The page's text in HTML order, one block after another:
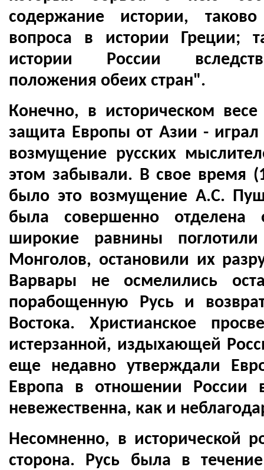
содержание истории, таково
вопроса в истории Греции;
истории России
положения обеих стран".
Конечно, в историческом
защита Европы от Азии -
возмущение русских
этом забывали. В свое время
было это возмущение А.С.
была совершенно
широкие равнины
Монголов, остановили их
Варвары не осмелились
порабощенную Русь и
Востока. Христианское
истерзанной, издыхающей
еще недавно утверждали
Европа в отношении России
невежественна, как и
Несомненно, в исторической
сторона. Русь была в